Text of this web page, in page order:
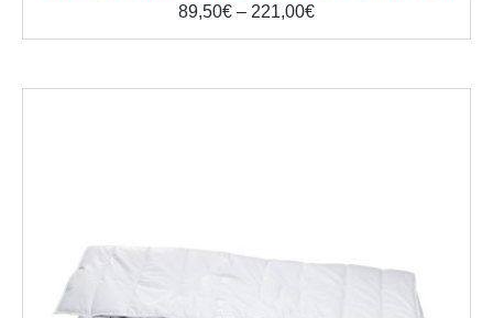
89,50€ – 221,00€Price
221,00€